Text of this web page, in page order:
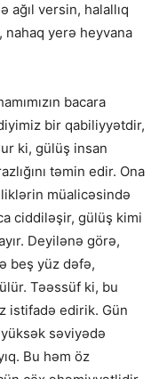
ağıl versin, halallıq
nahaq yerə heyvana
bacara
bir qabiliyyətdir,
ki, gülüş insan
təmin edir. Ona
müalicəsində
ciddiləşir, gülüş kimi
Deyilənə görə,
beş yüz dəfə,
Təəssüf ki, bu
istifadə edirik. Gün
səviyədə
Bu həm öz